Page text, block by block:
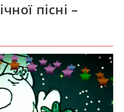
пісні –